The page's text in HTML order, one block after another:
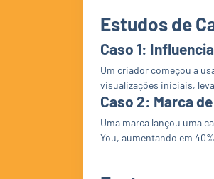
Estudos de
Caso 1:
Um criador começou a
visualizações iniciais,
Caso 2: Marca
Uma marca lançou uma
You, aumentando em